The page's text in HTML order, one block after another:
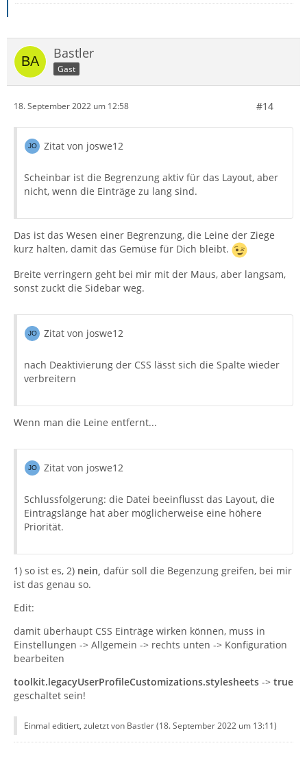
Bastler
Gast
18. September 2022 um 12:58 #14
Zitat von joswe12
Scheinbar ist die Begrenzung aktiv für das Layout, aber
nicht, wenn die Einträge zu lang sind.
Das ist das Wesen einer Begrenzung, die Leine der Ziege
kurz halten, damit das Gemüse für Dich bleibt.
Breite verringern geht bei mir mit der Maus, aber langsam,
sonst zuckt die Sidebar weg.
Zitat von joswe12
nach Deaktivierung der CSS lässt sich die Spalte wieder
verbreitern
Wenn man die Leine entfernt...
Zitat von joswe12
Schlussfolgerung: die Datei beeinflusst das Layout, die
Eintragslänge hat aber möglicherweise eine höhere
Priorität.
1) so ist es, 2) nein, dafür soll die Begenzung greifen, bei mir
ist das genau so.
Edit:
damit überhaupt CSS Einträge wirken können, muss in
Einstellungen -> Allgemein -> rechts unten -> Konfiguration
bearbeiten
toolkit.legacyUserProfileCustomizations.stylesheets -> true
geschaltet sein!
Einmal editiert, zuletzt von Bastler (18. September 2022 um 13:11)